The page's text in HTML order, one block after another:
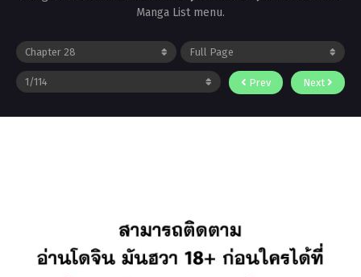
Manga List menu.
Prev Next